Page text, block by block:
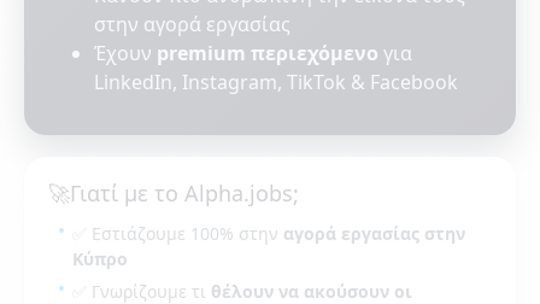
στην αγορά εργασίας
Έχουν premium περιεχόμενο για
LinkedIn, Instagram, TikTok & Facebook
🚀Γιατί με το Alpha.jobs;
✅ Εστιάζουμε 100% στην αγορά εργασίας στην
Κύπρο
✅ Γνωρίζουμε τι θέλουν να ακούσουν οι